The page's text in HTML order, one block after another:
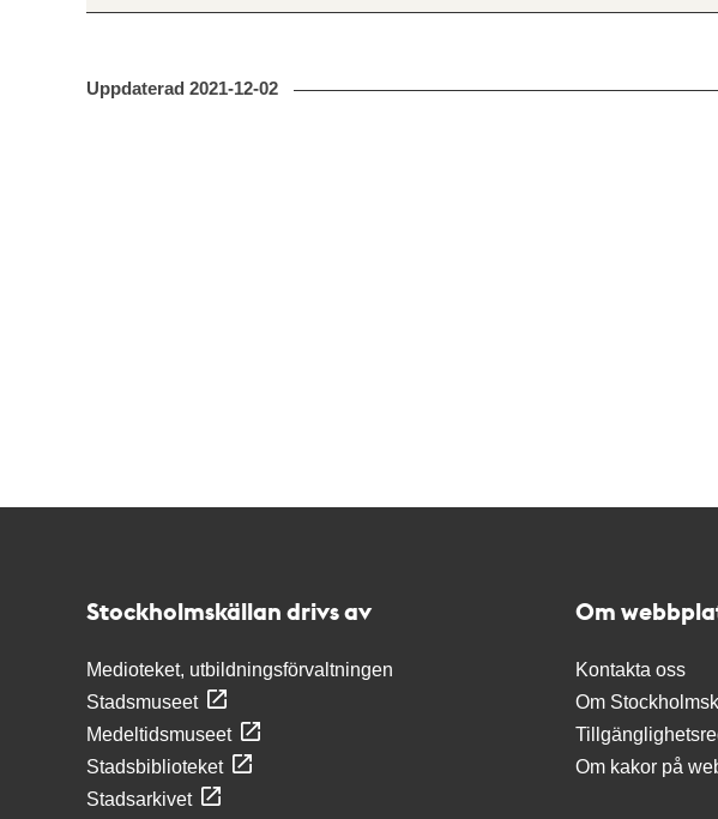
Uppdaterad 2021-12-02
Stockholmskällan drivs av
Medioteket, utbildningsförvaltningen
Stadsmuseet
Medeltidsmuseet
Stadsbiblioteket
Stadsarkivet
Om
Kontakta oss
Om
Om kakor på